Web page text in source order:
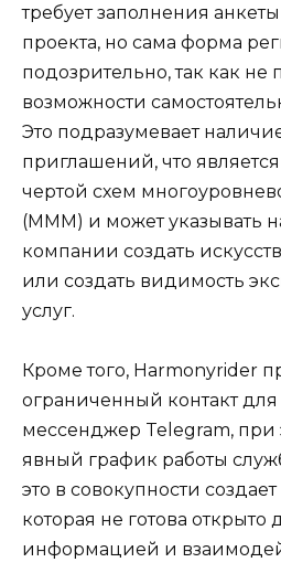
требует заполнения
проекта, но сама форма
подозрительно, так как не
возможности
Это подразумевает
приглашений, что
чертой схем
(МММ) и может указывать
компании создать
или создать видимость
услуг.
Кроме того, Harmonyrider
ограниченный контакт
мессенджер Telegram, при
явный график работы
это в совокупности
которая не готова открыто
информацией и